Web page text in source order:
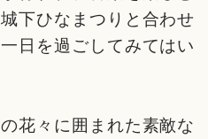
下ひなまつりと合わせ
日を過ごしてみてはい
花々に囲まれた素敵な